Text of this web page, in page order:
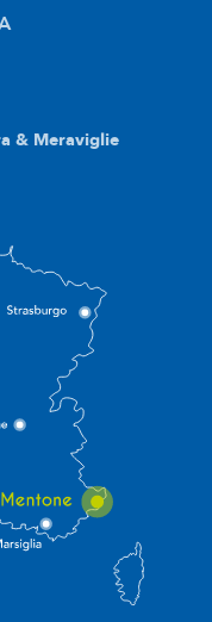
& Meraviglie